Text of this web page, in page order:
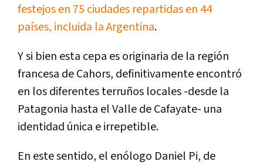
festejos en 75 ciudades repartidas en 44
países, incluida la Argentina.
Y si bien esta cepa es originaria de la región
francesa de Cahors, definitivamente encontró
en los diferentes terruños locales -desde la
Patagonia hasta el Valle de Cafayate- una
identidad única e irrepetible.
En este sentido, el enólogo Daniel Pi, de